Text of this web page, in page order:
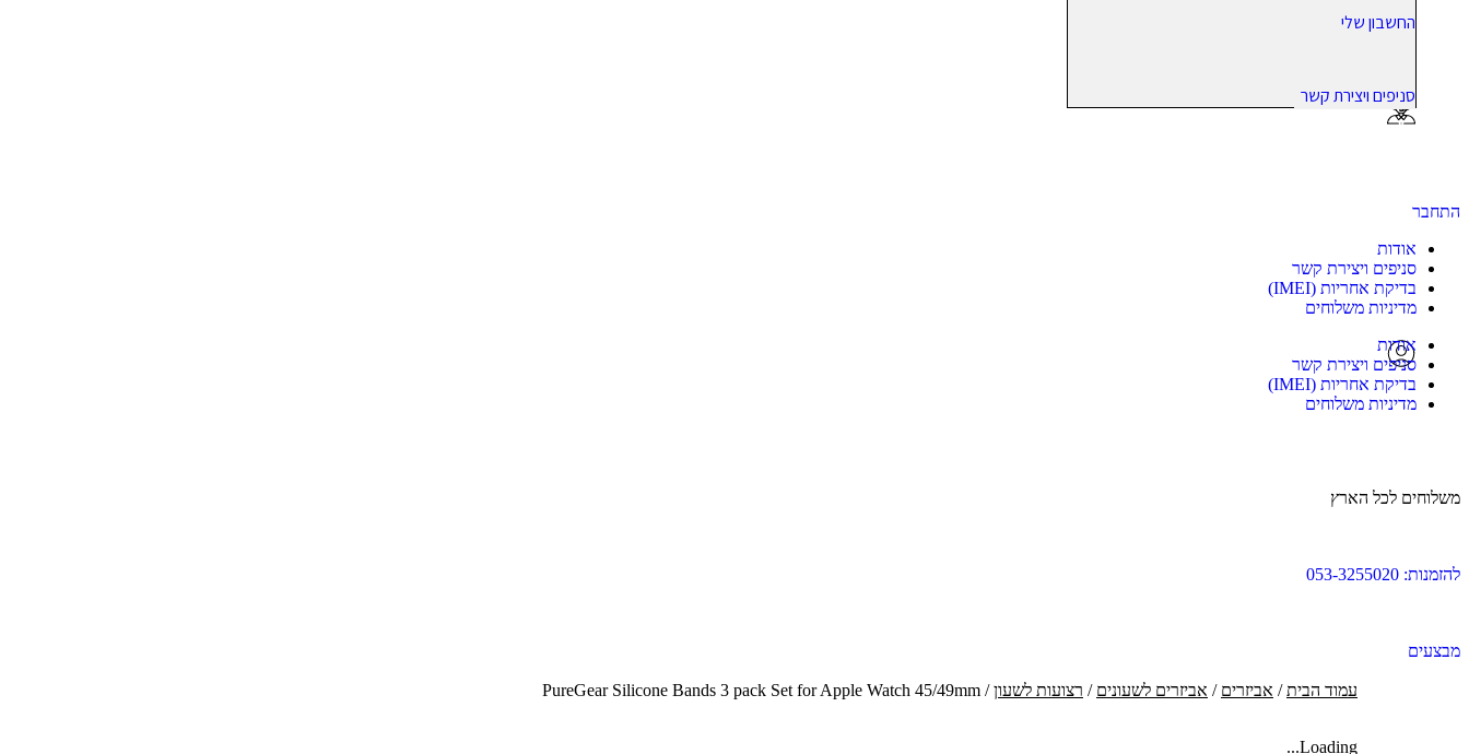
החשבון שלי
סניפים ויצירת קשר
התחבר
אודות
סניפים ויצירת קשר
בדיקת אחריות (IMEI)
מדיניות משלוחים
אודות
סניפים ויצירת קשר
בדיקת אחריות (IMEI)
מדיניות משלוחים
משלוחים לכל הארץ
להזמנות: 053-3255020
מבצעים
עמוד הבית/ אביזרים / אביזרים לשעונים / רצועות לשעון/ PureGear Silicone Bands 3 pack Set for Apple Watch 45/49mm
Loading...